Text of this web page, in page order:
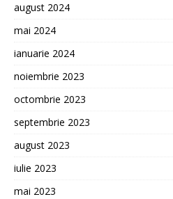
august 2024
mai 2024
ianuarie 2024
noiembrie 2023
octombrie 2023
septembrie 2023
august 2023
iulie 2023
mai 2023